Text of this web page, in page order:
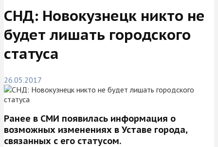
СНД: Новокузнецк никто не
будет лишать городского
статуса
26.05.2017
Ранее в СМИ появилась информация о
возможных изменениях в Уставе города,
связанных с его статусом.